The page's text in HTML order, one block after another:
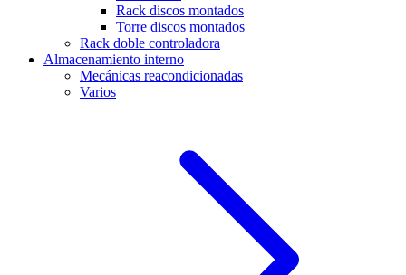
Rack discos montados
Torre discos montados
Rack doble controladora
Almacenamiento interno
Mecánicas reacondicionadas
Varios